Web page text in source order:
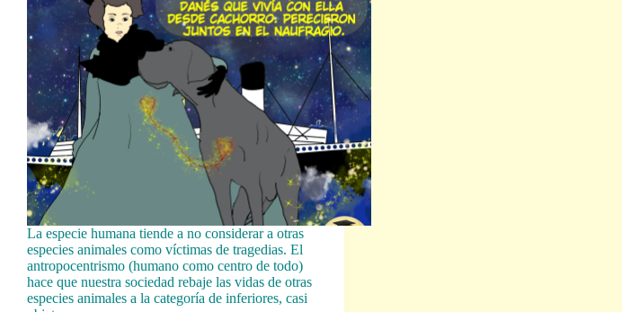
La especie humana tiende a no considerar a otras
especies animales como víctimas de tragedias. El
antropocentrismo (humano como centro de todo)
hace que nuestra sociedad rebaje las vidas de otras
especies animales a la categoría de inferiores, casi